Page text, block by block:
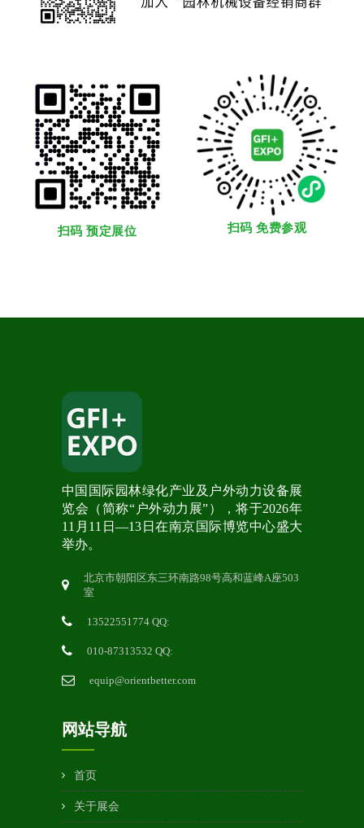
扫码 预定展位 扫码 免费参观
中国国际园林绿化产业及户外动力设备展
览会（简称“户外动力展”），将于2026年
11月11日—13日在南京国际博览中心盛大
举办。
北京市朝阳区东三环南路98号高和蓝峰A座503
室
13522551774 QQ:
010-87313532 QQ:
equip@orientbetter.com
网站导航
首页
关于展会